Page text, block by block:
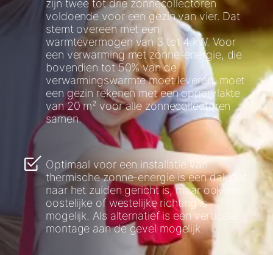
zijn twee tot drie zonnecollectoren
voldoende voor een gezin van vier. Dat
stemt overeen met een
warmtevermogen van 3 tot 4 kW. Voor
een verwarming met zonne-energie, die
bovendien tot 50% van de
verwarmingswarmte moet leveren, moet
een gezin rekenen met een oppervlakte
van 20 m² voor alle zonnecollectoren
samen.
Optimaal voor een installatie van
thermische zonne-energie is een dak dat
naar het zuiden gericht is, maar ook een
oostelijke of westelijke richting is
mogelijk. Als alternatief is een verticale
montage aan de gevel mogelijk.